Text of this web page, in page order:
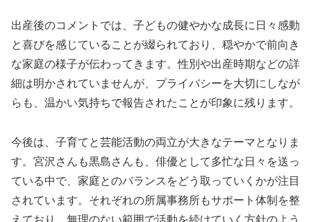
出産後のコメントでは、子どもの健やかな成長に日々感動
と喜びを感じていることが綴られており、穏やかで前向き
な家庭の様子が伝わってきます。性別や出産時期などの詳
細は明かされていませんが、プライバシーを大切にしなが
らも、温かい気持ちで報告されたことが印象に残ります。
今後は、子育てと芸能活動の両立が大きなテーマとなりま
す。宮沢さんも黒島さんも、俳優として多忙な日々を送っ
ている中で、家庭とのバランスをどう取っていくかが注目
されています。それぞれの所属事務所もサポート体制を整
えており、無理のない範囲で活動を続けていく方針のよう